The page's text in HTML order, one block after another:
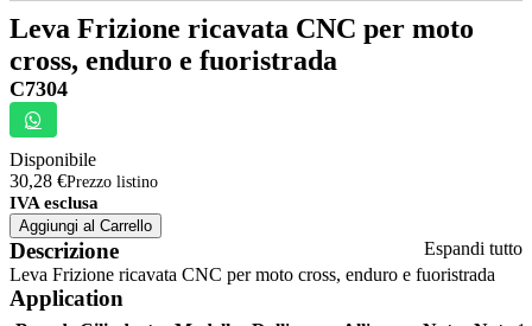
Leva Frizione ricavata CNC per moto
cross, enduro e fuoristrada
C7304
Disponibile
30,28 €Prezzo listino
IVA esclusa
Aggiungi al Carrello
Espandi tutto
Descrizione
Leva Frizione ricavata CNC per moto cross, enduro e fuoristrada
Application